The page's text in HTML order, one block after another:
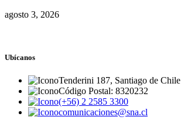
agosto 3, 2026
Ubícanos
Tenderini 187, Santiago de Chile
Código Postal: 8320232
(+56) 2 2585 3300
comunicaciones@sna.cl